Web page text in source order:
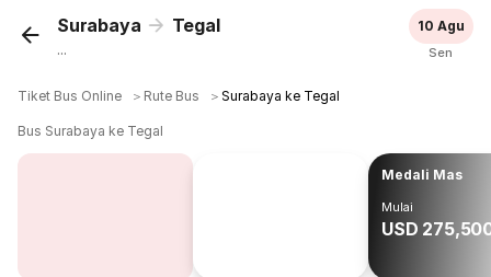
Surabaya Tegal
...
10 Agu
Sen
Tiket Bus Online ＞ Rute Bus ＞ Surabaya ke Tegal
Bus Surabaya ke Tegal
Medali Mas
Mulai
USD